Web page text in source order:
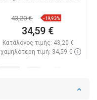
43,20 € -19,93%
34,59 €
Κατάλογος τιμής: 43,20 €
τιμή: 34,59 €